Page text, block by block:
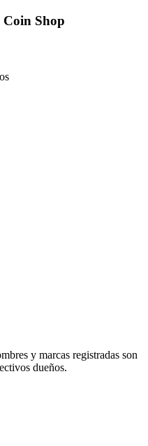
Shop
y marcas registradas son
dueños.